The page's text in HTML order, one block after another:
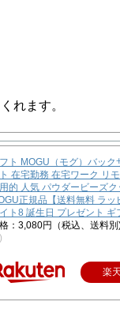
れます。
ト MOGU（モグ）バック
在宅勤務 在宅ワーク リ
的 人気 パウダービーズ
正規品【送料無料 ラッ
ト8 誕生日 プレゼント ギ
：3,080円（税込、送料
楽